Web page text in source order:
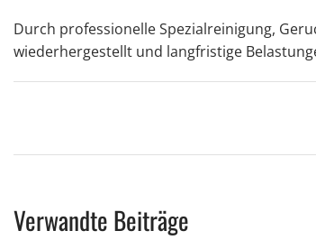
Durch professionelle Spezialreinigung,
wiederhergestellt und langfristige
Verwandte Beiträge